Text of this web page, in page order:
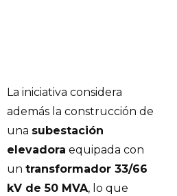
La iniciativa considera
además la construcción de
una subestación
elevadora equipada con
un transformador 33/66
kV de 50 MVA, lo que